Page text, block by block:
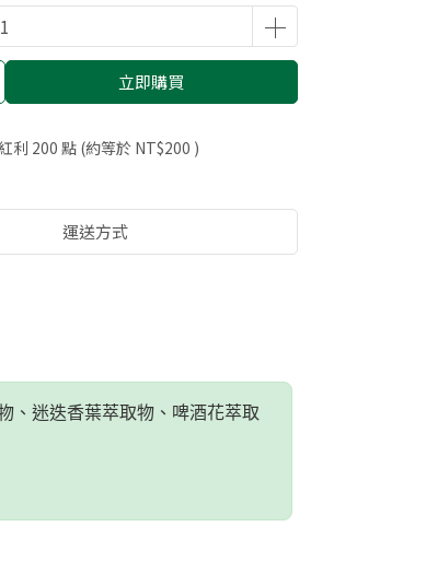
立即購買
利 200 點 (約等於 NT$200 )
運送方式
、迷迭香葉萃取物、啤酒花萃取